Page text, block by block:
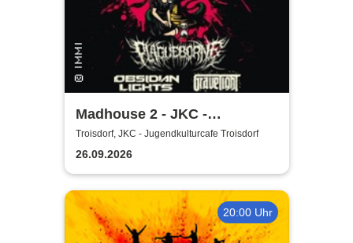
Madhouse 2 - JKC -
Jugendkulturcafe Troisdorf
Troisdorf, JKC - Jugendkulturcafe Troisdorf
26.09.2026
20:00 Uhr